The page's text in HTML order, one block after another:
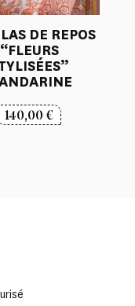
DE REPOS
“FLEURS
140,00€